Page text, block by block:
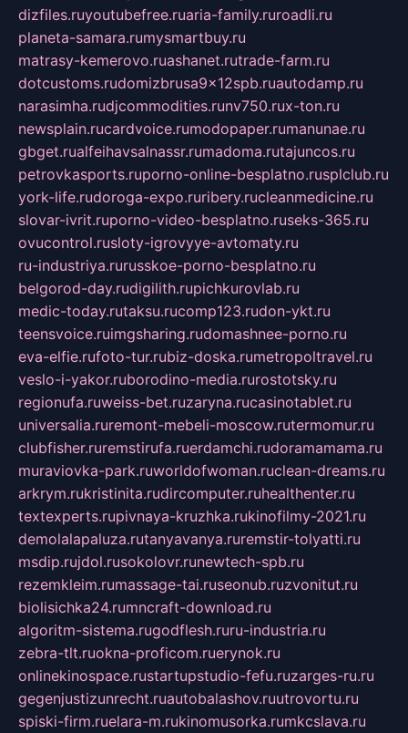
dizfiles.ruyoutubefree.ruaria-family.ruroadli.ru
planeta-samara.rumysmartbuy.ru
matrasy-kemerovo.ruashanet.rutrade-farm.ru
dotcustoms.rudomizbrusa9x12spb.ruautodamp.ru
narasimha.rudjcommodities.runv750.rux-ton.ru
newsplain.rucardvoice.rumodopaper.rumanunae.ru
gbget.rualfeihavsalnassr.rumadoma.rutajuncos.ru
petrovkasports.ruporno-online-besplatno.rusplclub.ru
york-life.rudoroga-expo.ruribery.rucleanmedicine.ru
slovar-ivrit.ruporno-video-besplatno.ruseks-365.ru
ovucontrol.rusloty-igrovyye-avtomaty.ru
ru-industriya.rurusskoe-porno-besplatno.ru
belgorod-day.rudigilith.rupichkurovlab.ru
medic-today.rutaksu.rucomp123.rudon-ykt.ru
teensvoice.ruimgsharing.rudomashnee-porno.ru
eva-elfie.rufoto-tur.rubiz-doska.rumetropoltravel.ru
veslo-i-yakor.ruborodino-media.rurostotsky.ru
regionufa.ruweiss-bet.ruzaryna.rucasinotablet.ru
universalia.ruremont-mebeli-moscow.rutermomur.ru
clubfisher.ruremstirufa.ruerdamchi.rudoramamama.ru
muraviovka-park.ruworldofwoman.ruclean-dreams.ru
arkrym.rukristinita.rudircomputer.ruhealthenter.ru
textexperts.rupivnaya-kruzhka.rukinofilmy-2021.ru
demolalapaluza.rutanyavanya.ruremstir-tolyatti.ru
msdip.rujdol.rusokolovr.runewtech-spb.ru
rezemkleim.rumassage-tai.ruseonub.ruzvonitut.ru
biolisichka24.rumncraft-download.ru
algoritm-sistema.rugodflesh.ruru-industria.ru
zebra-tlt.ruokna-proficom.ruerynok.ru
onlinekinospace.rustartupstudio-fefu.ruzarges-ru.ru
gegenjustizunrecht.ruautobalashov.ruutrovortu.ru
spiski-firm.ruelara-m.rukinomusorka.rumkcslava.ru